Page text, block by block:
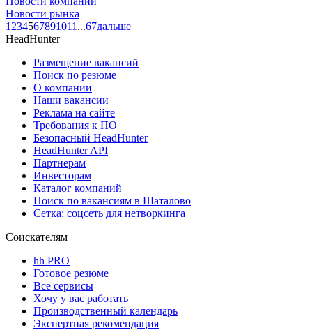
Новости рынка
1 234567891011 ...67дальше
HeadHunter
Размещение вакансий
Поиск по резюме
О компании
Наши вакансии
Реклама на сайте
Требования к ПО
Безопасный HeadHunter
HeadHunter API
Партнерам
Инвесторам
Каталог компаний
Поиск по вакансиям в Шаталово
Сетка: соцсеть для нетворкинга
Соискателям
hh PRO
Готовое резюме
Все сервисы
Хочу у вас работать
Производственный календарь
Экспертная рекомендация